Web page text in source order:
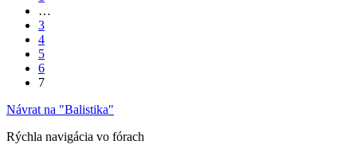
…
3
4
5
6
7
Návrat na "Balistika"
Rýchla navigácia vo fórach